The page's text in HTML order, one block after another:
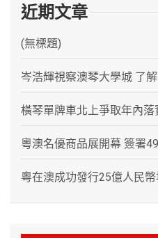
近期文章
(無標題)
岑浩輝視察澳琴大學城 了
橫琴單牌車北上爭取年內
粵澳名優商品展開幕 簽署
粵在澳成功發行25億人民